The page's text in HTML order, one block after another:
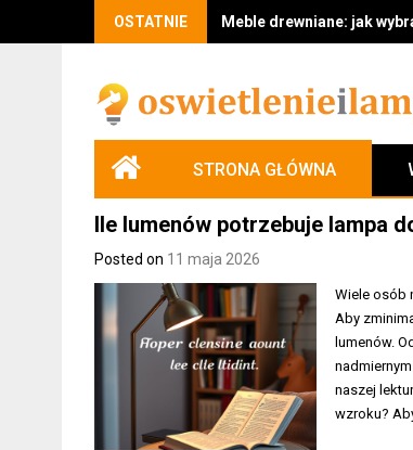
OSTATNIE Oświetlenie w
STRONA GŁÓWNA
Ile lumenów potrzebuje lampa
Posted on 11 maja 2026
Wiele osób
Aby
lumenów.
naszej
wzroku?